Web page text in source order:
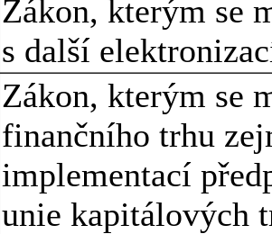
Zákon, kterým se
s další
Zákon, kterým se
finančního trhu
implementací
unie kapitálových